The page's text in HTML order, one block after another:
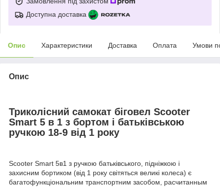
Доступна доставка
Опис Характеристики Доставка Оплата Умови
Опис
Триколісний самокат біговел Scooter
Smart 5 в 1 з бортом і батьківською
ручкою 18-9 від 1 року
Scooter Smart 5в1 з ручкою батьківського, підніжкою і
захисним бортиком (від 1 року світяться великі колеса) є
багатофункціональним транспортним засобом, расчитанным